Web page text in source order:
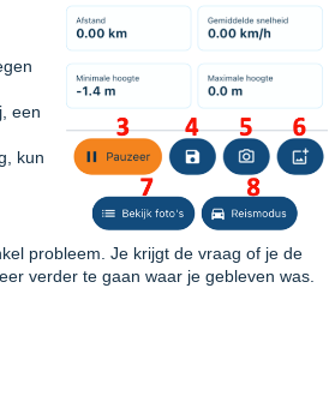
een
kun
probleem. Je krijgt de vraag of je de
verder te gaan waar je gebleven was.